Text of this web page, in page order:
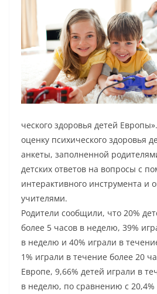
ческого здоровья детей
оценку психического здоровья
анкеты, заполненной
детских ответов на вопросы с
интерактивного инструмента и
учителями.
Родители сообщили, что 20%
более 5 часов в неделю, 39%
в неделю и 40% играли в
1% играли в течение более 20
Европе, 9,66% детей играли в
в неделю, по сравнению с